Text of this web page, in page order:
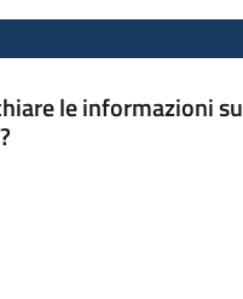
le informazioni su